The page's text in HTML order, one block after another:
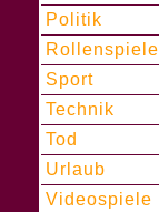
Politik
Rollenspiele
Sport
Technik
Tod
Urlaub
Videospiele